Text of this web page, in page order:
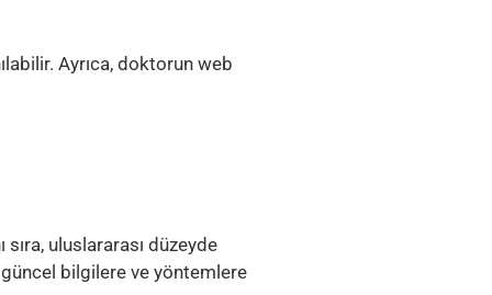
Ayrıca, doktorun web
uluslararası düzeyde
bilgilere ve yöntemlere